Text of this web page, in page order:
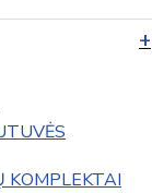
KOMPLEKTAI